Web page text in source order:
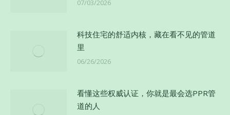
07/03/2026
科技住宅的舒适内核，藏在看不见的管道
里
06/26/2026
看懂这些权威认证，你就是最会选PPR管
道的人